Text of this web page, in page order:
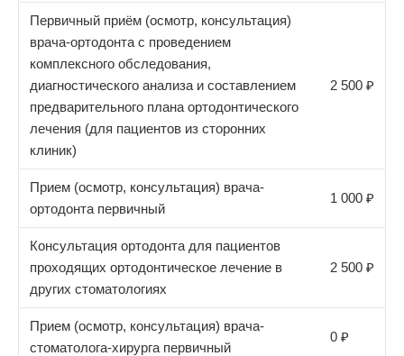
Первичный приём (осмотр, консультация)
врача-ортодонта с проведением
комплексного обследования,
диагностического анализа и составлением
предварительного плана ортодонтического
лечения (для пациентов из сторонних
клиник)
2 500 ₽
Прием (осмотр, консультация) врача-
ортодонта первичный
1 000 ₽
Консультация ортодонта для пациентов
проходящих ортодонтическое лечение в
других стоматологиях
2 500 ₽
Прием (осмотр, консультация) врача-
стоматолога-хирурга первичный
0 ₽